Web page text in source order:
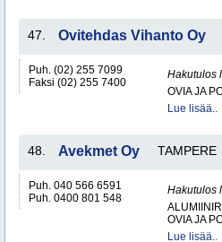
47. Ovitehdas Vihanto Oy
Puh. (02) 255 7099
Faksi (02) 255 7400
Hakutulos
OVIA JA
Lue lisää..
48. Avekmet Oy TAMPERE
Puh. 040 566 6591
Puh. 0400 801 548
Hakutulos
OVIA JA
Lue lisää..